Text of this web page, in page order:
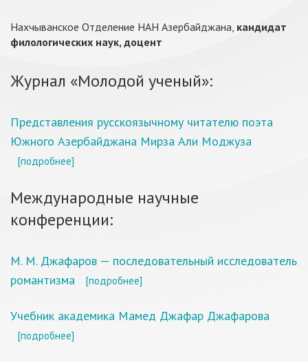
Нахчыванское Отделение НАН Азербайджана, кандидат
филологических наук, доцент
Журнал «Молодой ученый»:
Представления русскоязычному читателю поэта
Южного Азербайджана Мирза Али Моджуза
[подробнее]
Международные научные
конференции:
М. М. Джафаров — последовательный исследователь
романтизма
[подробнее]
Учебник академика Мамед Джафар Джафарова
[подробнее]